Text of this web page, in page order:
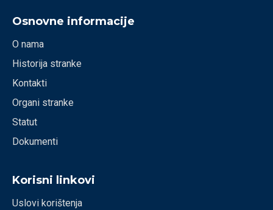
Osnovne informacije
O nama
Historija stranke
Kontakti
Organi stranke
Statut
Dokumenti
Korisni linkovi
Uslovi korištenja